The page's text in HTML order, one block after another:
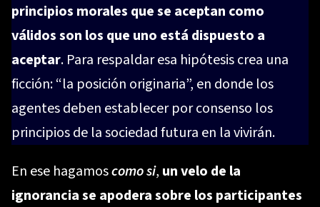
principios morales que se aceptan como
válidos son los que uno está dispuesto a
aceptar. Para respaldar esa hipótesis crea una
ficción: “la posición originaria”, en donde los
agentes deben establecer por consenso los
principios de la sociedad futura en la vivirán.
En ese hagamoscomo si, un velo de la
ignorancia se apodera sobre los participantes